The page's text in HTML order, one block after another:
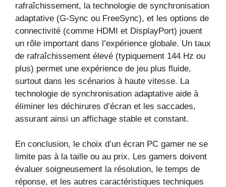
rafraîchissement, la technologie de synchronisation
adaptative (G-Sync ou FreeSync), et les options de
connectivité (comme HDMI et DisplayPort) jouent
un rôle important dans l’expérience globale. Un taux
de rafraîchissement élevé (typiquement 144 Hz ou
plus) permet une expérience de jeu plus fluide,
surtout dans les scénarios à haute vitesse. La
technologie de synchronisation adaptative aide à
éliminer les déchirures d’écran et les saccades,
assurant ainsi un affichage stable et constant.
En conclusion, le choix d’un écran PC gamer ne se
limite pas à la taille ou au prix. Les gamers doivent
évaluer soigneusement la résolution, le temps de
réponse, et les autres caractéristiques techniques